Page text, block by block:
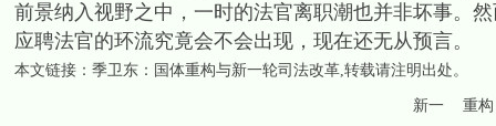
前景纳入视野之中，一时的法官离职潮也并非坏事。
应聘法官的环流究竟会不会出现，现在还无从预言。
本文链接： 季卫东：国体重构与新一轮司法改革,转载请注明出处。
新一 重构